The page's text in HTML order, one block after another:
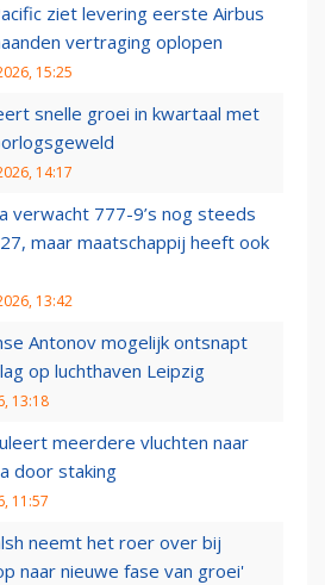
ziet levering eerste Airbus
vertraging oplopen
15:25
snelle groei in kwartaal met
14:17
verwacht 777-9’s nog steeds
maar maatschappij heeft ook
13:42
Antonov mogelijk ontsnapt
op luchthaven Leipzig
13:18
meerdere vluchten naar
door staking
11:57
neemt het roer over bij
naar nieuwe fase van groei'